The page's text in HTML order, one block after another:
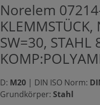
Norelem
SW=30, STAHL
D: M20 | DIN ISO Norm:
Grundkörper: Stahl